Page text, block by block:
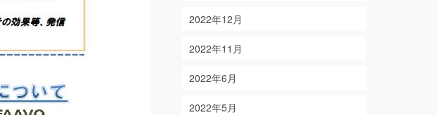
2022年12月
2022年11月
2022年6月
2022年5月